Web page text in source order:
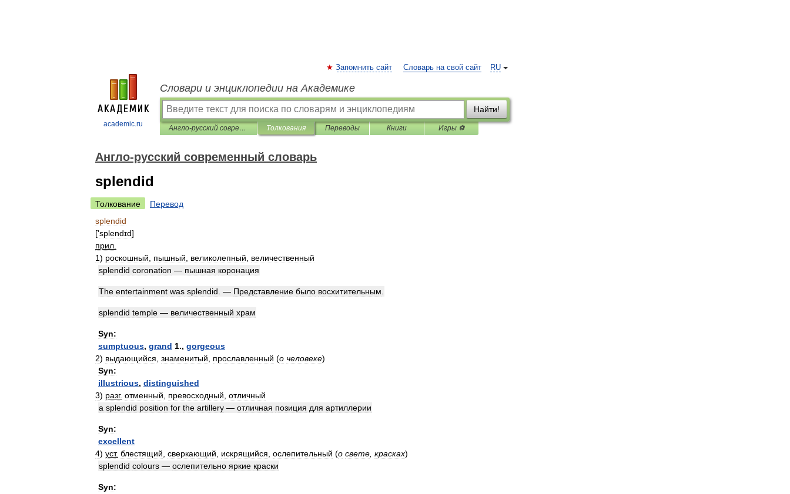
academic.ru
RU
Запомнить сайт Словарь на свой сайт
Словари и энциклопедии на Академике
Найти!
Англо-русский современный словарь Толкования Переводы Книги Игры ⚽
Англо-русский современный словарь
splendid
Толкование
Перевод
splendid
['splendɪd]
прил
1) роскошный пышный великолепный
величественный
splendid coronation — пышная коронация
The entertainment was splendid . — Представление было восхитительным
splendid temple — величественный храм
Syn:
sumptuous, grand 1., gorgeous
2) выдающийся знаменитый прославленный (о человеке)
Syn:
illustrious, distinguished
3) разг. отменный превосходный отличный
a splendid position for the artillery — отличная позиция для артиллерии
Syn:
excellent
4) уст. блестящий сверкающий искрящийся ослепительный (о свете красках)
splendid colours — ослепительно яркие краски
Syn: